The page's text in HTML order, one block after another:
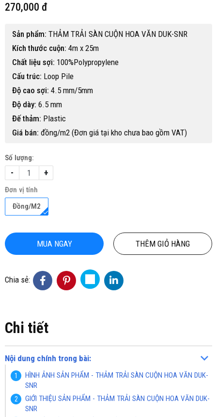
270,000 đ
Sản phẩm: THẢM TRẢI SÀN CUỘN HOA VĂN DUK-SNR
Kích thước cuộn: 4m x 25m
Chất liệu sợi: 100%Polypropylene
Cấu trúc: Loop Pile
Độ cao sợi: 4.5 mm/5mm
Độ dày: 6.5 mm
Đế thảm: Plastic
Giá bán: đồng/m2 (Đơn giá tại kho chưa bao gồm VAT)
Số lượng:
- +
Đơn vị tính
Đồng/M2
MUA NGAY THÊM GIỎ HÀNG
Chia sẻ:
Chi tiết
Nội dung chính trong bài:
HÌNH ẢNH SẢN PHẨM - THẢM TRẢI SÀN CUỘN HOA VĂN DUK-
SNR
GIỚI THIỆU SẢN PHẨM - THẢM TRẢI SÀN CUỘN HOA VĂN DUK-
SNR